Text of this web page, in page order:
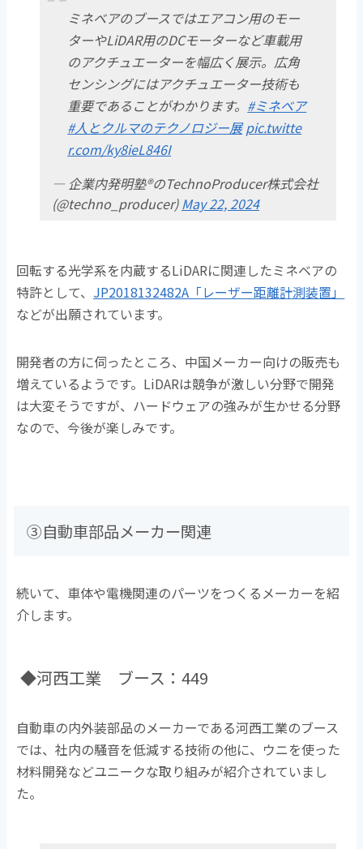
ミネベアのブースではエアコン用のモー
ターやLiDAR用のDCモーターなど車載用
のアクチュエーターを幅広く展示。広角
センシングにはアクチュエーター技術も
重要であることがわかります。 #ミネベア
#人とクルマのテクノロジー展 pic.twitte
r.com/ky8ieL846I
— 企業内発明塾®のTechnoProducer株式会社
(@techno_producer)May 22, 2024
回転する光学系を内蔵するLiDARに関連したミネベアの
特許として、 JP2018132482A「レーザー距離計測装置」
などが出願されています。
開発者の方に伺ったところ、中国メーカー向けの販売も
増えているようです。LiDARは競争が激しい分野で開発
は大変そうですが、ハードウェアの強みが生かせる分野
なので、今後が楽しみです。
③自動車部品メーカー関連
続いて、車体や電機関連のパーツをつくるメーカーを紹
介します。
◆河西工業 ブース：449
自動車の内外装部品のメーカーである河西工業のブース
では、社内の騒音を低減する技術の他に、ウニを使った
材料開発などユニークな取り組みが紹介されていまし
た。